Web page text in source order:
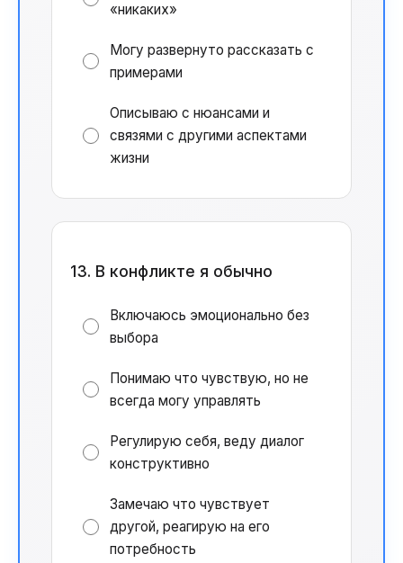
«никаких»
Могу развернуто рассказать с
примерами
Описываю с нюансами и
связями с другими аспектами
жизни
13. В конфликте я обычно
Включаюсь эмоционально без
выбора
Понимаю что чувствую, но не
всегда могу управлять
Регулирую себя, веду диалог
конструктивно
Замечаю что чувствует
другой, реагирую на его
потребность